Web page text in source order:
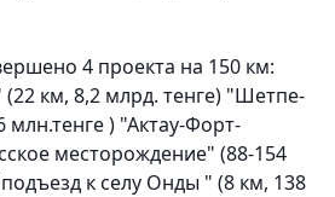
4 проекта на 150 км:
км, 8,2 млрд. тенге) "Шетпе-
) "Актау-Форт-
месторождение" (88-154
к селу Онды " (8 км, 138